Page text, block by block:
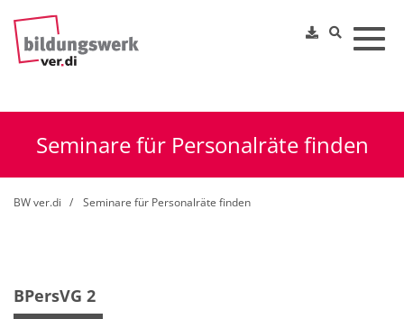
Seminare für Personalräte finden
BW ver.di Seminare für Personalräte finden
BPersVG 2